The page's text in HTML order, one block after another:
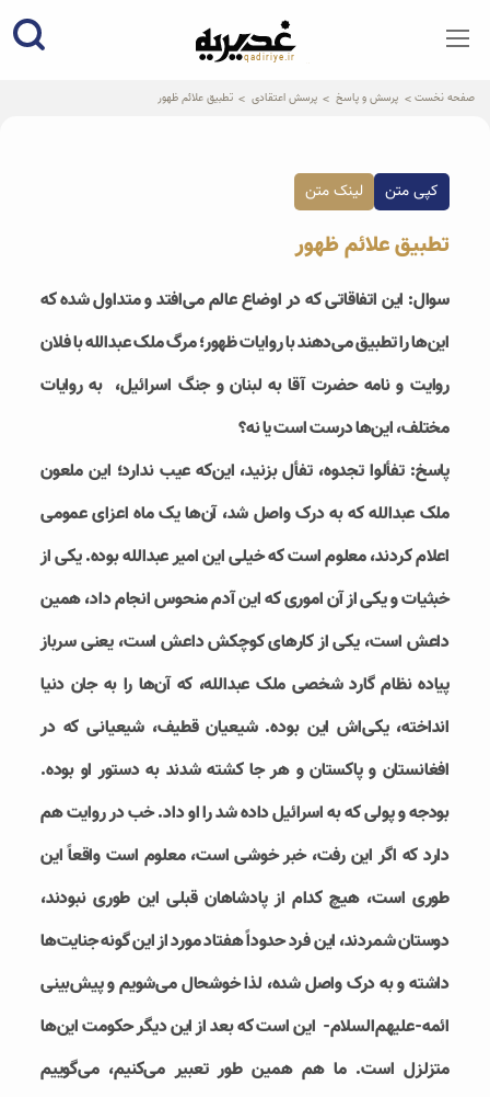
qadiriye.ir
نشریه ی غدیریه-بیانات استاد
صفحه نخست پرسش و پاسخ پرسش اعتقادی تطبیق علائم ظهور
کپی متن لینک متن
تطبیق علائم ظهور
سوال: این اتفاقاتی که در اوضاع عالم می‌افتد و متداول شده که
این‌ها را تطبیق می‌دهند با روایات ظهور؛ مرگ ملک عبدالله با فلان
روایت و نامه حضرت آقا به لبنان و جنگ اسرائیل، به روایات
مختلف، این‌ها درست است یا نه؟
پاسخ: تفألوا تجدوه، تفأل بزنید، این‌که عیب ندارد؛ این ملعون
ملک عبدالله که به درک واصل شد، آن‌ها یک ماه اعزای عمومی
اعلام کردند، معلوم است که خیلی این امیر عبدالله بوده. یکی از
خبثیات و یکی از آن اموری که این آدم منحوس انجام داد، همین
داعش است، یکی از کارهای کوچکش داعش است، یعنی سرباز
پیاده نظام گارد شخصی ملک عبدالله، که آن‌ها را به جان دنیا
انداخته، یکی‌اش این بوده. شیعیان قطیف، شیعیانی که در
افغانستان و پاکستان و هر جا کشته شدند به دستور او بوده.
بودجه و پولی که به اسرائیل داده ‌شد را او داد. خب در روایت هم
دارد که اگر این رفت، خبر خوشی است، معلوم است واقعاً این
طوری است، هیچ کدام از پادشاهان قبلی این طوری نبودند،
دوستان شمردند، این فرد حدوداً هفتاد مورد از این گونه جنایت‌ها
داشته و به درک واصل شده، لذا خوشحال می‌شویم و پیش‌بینی
ائمه-علیهم‌السلام- این است که بعد از این دیگر حکومت‌ این‌ها
متزلزل است. ما هم همین طور تعبیر می‌کنیم، می‌گوییم